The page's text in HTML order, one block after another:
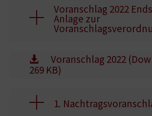
Voranschlag 2022
Anlage zur
Voranschlag 2022
269 KB)
1.